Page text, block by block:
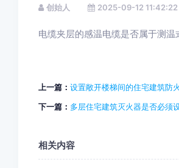
创始人 2025-09-12 11:42:22
电缆夹层的感温电缆是否属于测温
上一篇： 设置敞开楼梯间的住宅建筑防
下一篇： 多层住宅建筑灭火器是否必须
相关内容